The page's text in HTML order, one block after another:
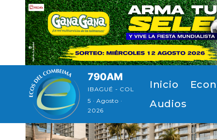
Pasar al contenido principal
790AM
IBAGUÉ - COL
5 · Agosto ·
2026
Navegación
Inicio
Audios